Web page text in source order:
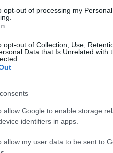
opt-out of processing my
opt-out of Collection, Use,
Data that Is Unrelated with
allow Google to enable storage
identifiers in apps.
allow my user data to be sent to
XIV. Lajos
valóság húzódott:
udvar, ahol a
fogak és…